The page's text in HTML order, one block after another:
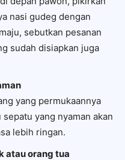
nasi gudeg dengan
sebutkan pesanan
sudah disiapkan juga
yang permukaannya
yang nyaman akan
lebih ringan.
atau orang tua